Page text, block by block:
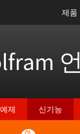
제품
예제 신기능